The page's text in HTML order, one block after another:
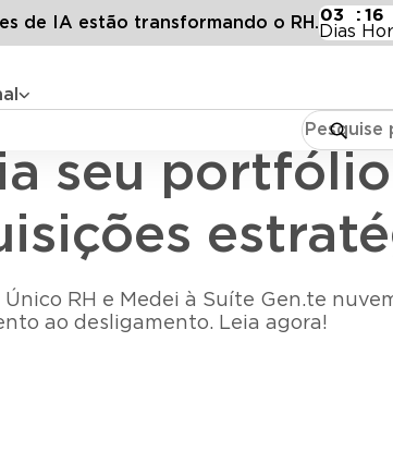
de IA estão transformando o RH.03
Dias
: 16
seu portfólio de soluções para RH com
seu
RH e Medei à Suíte Gen.te
ao desligamento. Leia agora!